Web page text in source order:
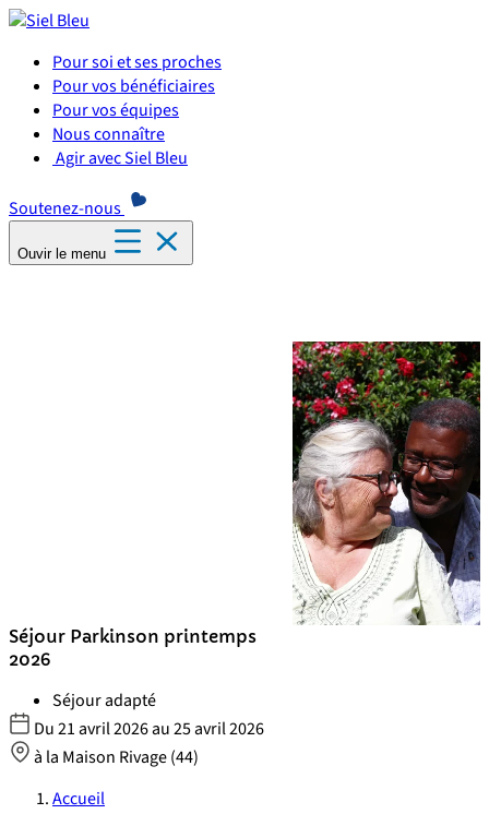
Pour soi et ses proches
Pour vos bénéficiaires
Pour vos équipes
Nous connaître
Agir avec Siel Bleu
Soutenez-nous
Ouvir le menu
Séjour Parkinson printemps
2026
Séjour adapté
Du21 avril 2026au25 avril 2026
à la Maison Rivage (44)
Accueil
Panneau de gestion des cookies